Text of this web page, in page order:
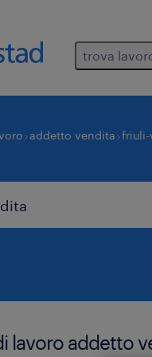
trova
addetto vendita friuli-
lavoro addetto